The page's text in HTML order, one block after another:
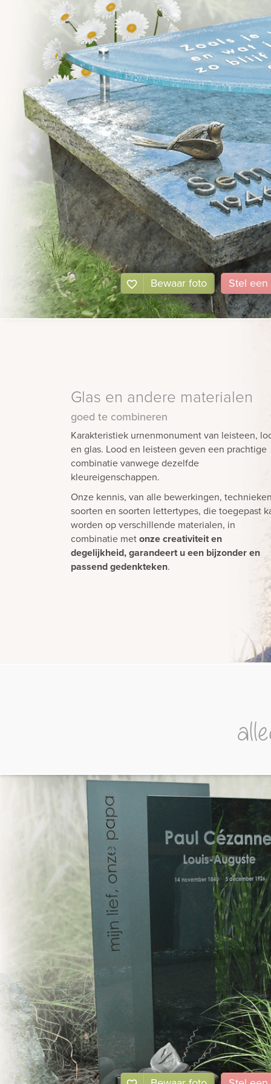
Bewaar foto Stel een
Glas en andere materialen
goed te combineren
Karakteristiek urnenmonument van leisteen,
en glas. Lood en leisteen geven een prachtige
combinatie vanwege dezelfde
kleureigenschappen.
Onze kennis, van alle bewerkingen,
soorten en soorten lettertypes, die toegepast
worden op verschillende materialen, in
combinatie metonze creativiteit en
degelijkheid, garandeert u een bijzonder en
passend gedenkteken.